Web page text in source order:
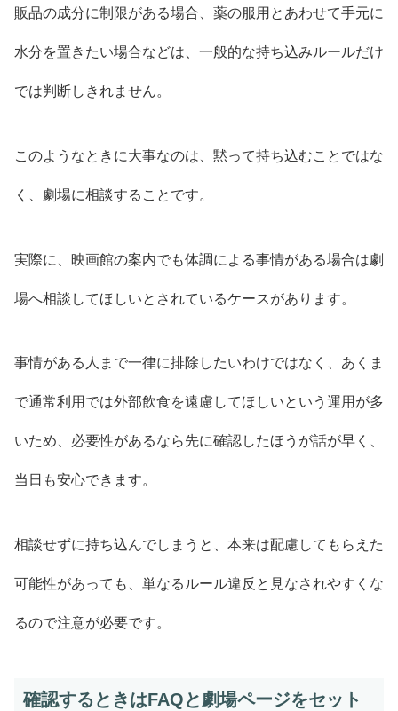
販品の成分に制限がある場合、薬の服用とあわせて手元に
水分を置きたい場合などは、一般的な持ち込みルールだけ
では判断しきれません。
このようなときに大事なのは、黙って持ち込むことではな
く、劇場に相談することです。
実際に、映画館の案内でも体調による事情がある場合は劇
場へ相談してほしいとされているケースがあります。
事情がある人まで一律に排除したいわけではなく、あくま
で通常利用では外部飲食を遠慮してほしいという運用が多
いため、必要性があるなら先に確認したほうが話が早く、
当日も安心できます。
相談せずに持ち込んでしまうと、本来は配慮してもらえた
可能性があっても、単なるルール違反と見なされやすくな
るので注意が必要です。
確認するときはFAQと劇場ページをセット